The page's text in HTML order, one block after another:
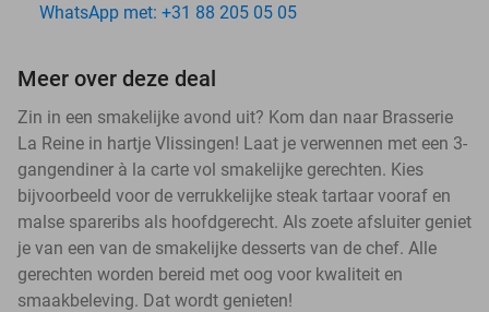
WhatsApp met: +31 88 205 05 05
Meer over deze deal
Zin in een smakelijke avond uit? Kom dan naar Brasserie
La Reine in hartje Vlissingen! Laat je verwennen met een 3-
gangendiner à la carte vol smakelijke gerechten. Kies
bijvoorbeeld voor de verrukkelijke steak tartaar vooraf en
malse spareribs als hoofdgerecht. Als zoete afsluiter geniet
je van een van de smakelijke desserts van de chef. Alle
gerechten worden bereid met oog voor kwaliteit en
smaakbeleving. Dat wordt genieten!